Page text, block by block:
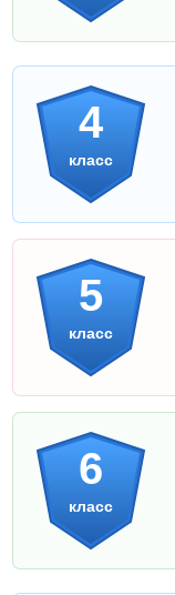
4
класс
5
класс
6
класс